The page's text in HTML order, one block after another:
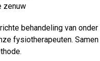
zenuw
behandeling van
fysiotherapeuten.